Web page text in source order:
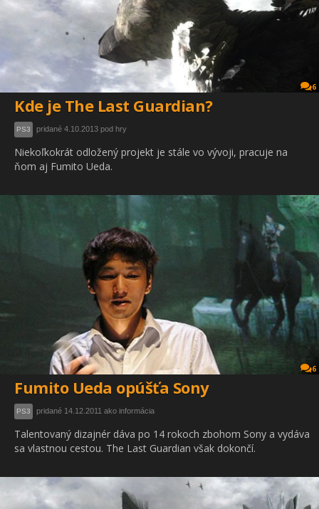
6
Kde je The Last Guardian?
PS3 pridané 4.10.2013 pod hry
Niekoľkokrát odložený projekt je stále vo vývoji, pracuje na
ňom aj Fumito Ueda.
6
Fumito Ueda opúšťa Sony
PS3 pridané 14.12.2011 ako informácia
Talentovaný dizajnér dáva po 14 rokoch zbohom Sony a vydáva
sa vlastnou cestou. The Last Guardian však dokončí.